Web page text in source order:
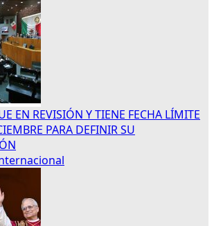
EN REVISIÓN Y TIENE FECHA LÍMITE
PARA DEFINIR SU